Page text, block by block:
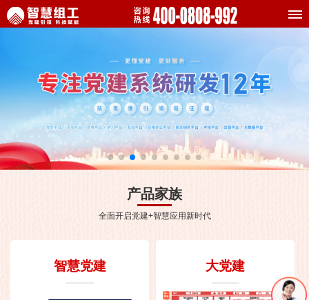
产品家族
全面开启党建+智慧应用新时代
智慧党建 大党建